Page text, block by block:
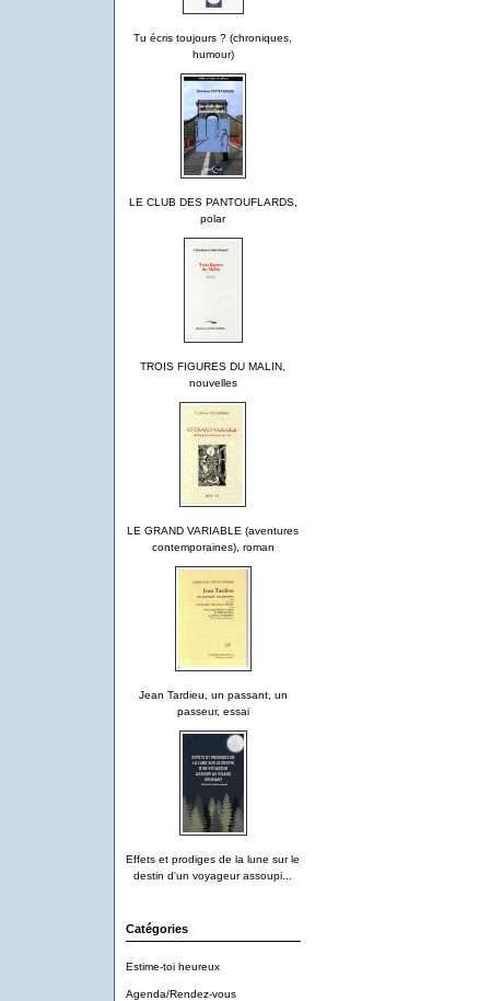
Tu écris toujours ? (chroniques,
humour)
LE CLUB DES PANTOUFLARDS,
polar
TROIS FIGURES DU MALIN,
nouvelles
LE GRAND VARIABLE (aventures
contemporaines), roman
Jean Tardieu, un passant, un
passeur, essai
Effets et prodiges de la lune sur le
destin d'un voyageur assoupi...
Catégories
Estime-toi heureux
Agenda/Rendez-vous